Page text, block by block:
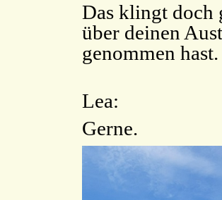
Das klingt doch
über deinen
genommen hast.
Lea:
Gerne.